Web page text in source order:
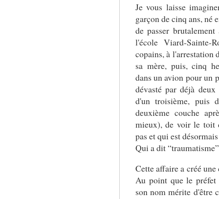
Je vous laisse
garçon de cinq ans, né
de passer
l'école Viard-
copains, à l'arrestation
sa mère, puis, cinq
dans un avion pour un
dévasté par déjà
d'un troisième, puis
deuxième couche
mieux), de voir le toit
pas et qui est
Qui a dit
Cette affaire a créé
Au point que le
son nom mérite d'être